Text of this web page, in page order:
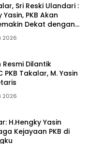
Sri Reski Ulandari :
PKB Akan
Dekat dengan
2026
Resmi Dilantik
Takalar, M. Yasin
2026
H.Hengky Yasin
Kejayaan PKB di